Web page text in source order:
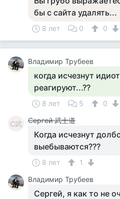
бы с сайта удалять...
8 лет 0 0
Владимир Трубеев
когда исчезнут
реагируют...??
8 лет 5 0
С武 Сергей 武士道
Когда исчезнут
выебываются???
8 лет
1
Владимир Трубеев
Сергей, я как то не